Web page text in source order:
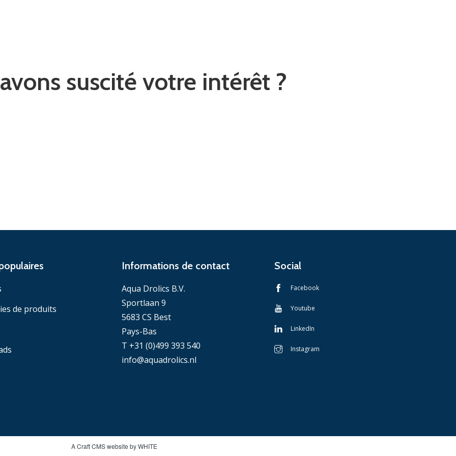
suscité votre intérêt ?
de produits
Informations de contact
Aqua Drolics B.V.
Sportlaan 9
5683 CS Best
Pays-Bas
T +31 (0)499 393 540
info@aquadrolics.nl
Social
Facebook
Youtube
LinkedIn
Instagram
A Craft CMS website by WHITE